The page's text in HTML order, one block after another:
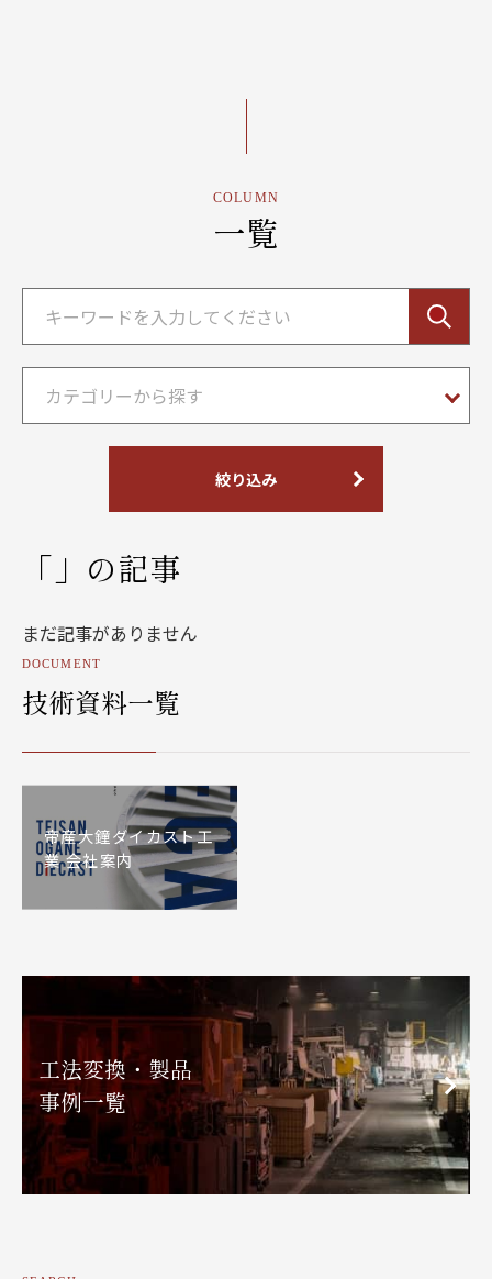
COLUMN
一覧
絞り込み
「」の記事
まだ記事がありません
DOCUMENT
技術資料一覧
帝産大鐘ダイカスト工
業 会社案内
工法変換・製品
事例一覧